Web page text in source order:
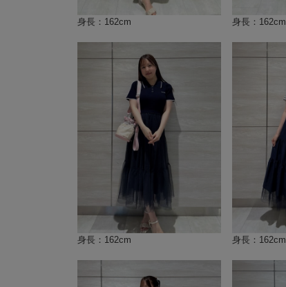
身長：162cm 身長：162cm
身長：162cm 身長：162cm